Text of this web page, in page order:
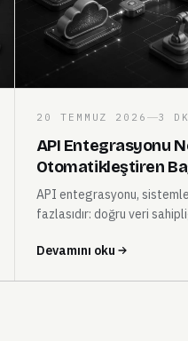
20 TEMMUZ 2026 3
API Entegrasyonu
Otomatikleştiren
API entegrasyonu,
fazlasıdır: doğru veri
Devamını oku